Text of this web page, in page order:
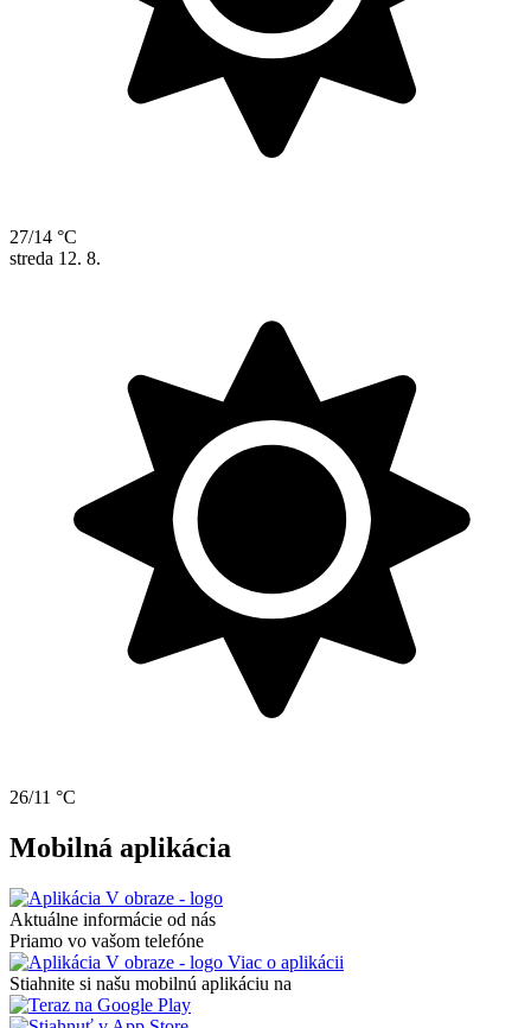
27/14 °C
streda 12. 8.
26/11 °C
Mobilná aplikácia
Aktuálne informácie od nás
Priamo vo vašom telefóne
Viac o aplikácii
Stiahnite si našu mobilnú aplikáciu na